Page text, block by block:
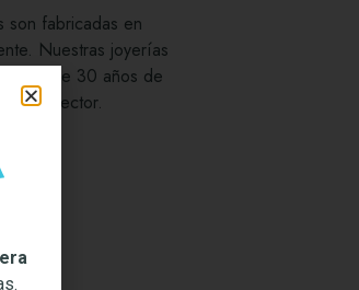
son fabricadas en
Nuestras joyerías
más de 30 años de
en el sector.